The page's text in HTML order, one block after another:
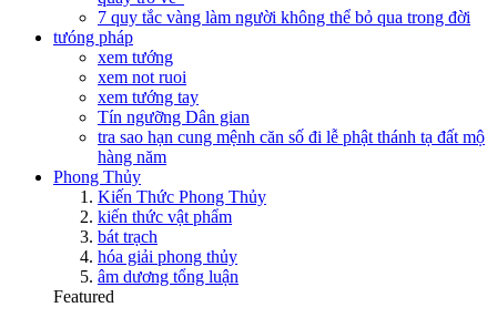
7 quy tắc vàng làm người không thể bỏ qua trong đời
tưóng pháp
xem tướng
xem not ruoi
xem tướng tay
Tín ngưỡng Dân gian
tra sao hạn cung mệnh căn số đi lễ phật thánh tạ đất mộ
hàng năm
Phong Thủy
Kiến Thức Phong Thủy
kiến thức vật phẩm
bát trạch
hóa giải phong thủy
âm dương tổng luận
Featured